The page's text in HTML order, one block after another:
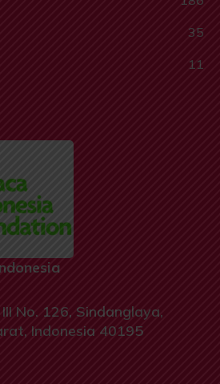
35
11
No. 126, Sindanglaya,
Indonesia 40195